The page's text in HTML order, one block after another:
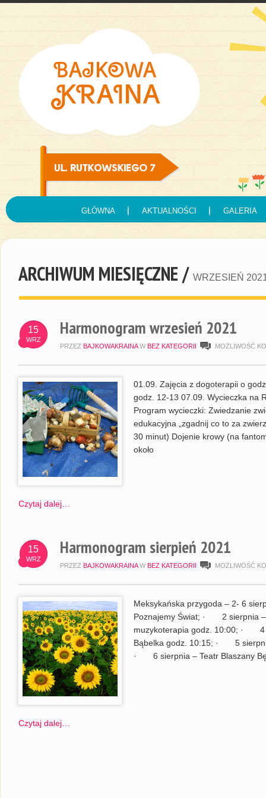
GŁÓWNA AKTUALNOŚCI GALERIA
ARCHIWUM MIESIĘCZNE / WRZESIEŃ
15
WRZ
Harmonogram wrzesień 2021
PRZEZ BAJKOWAKRAINA W BEZ KATEGORII MOŻLIWOŚĆ
01.09. Zajęcia z dogoterapii o
godz. 12-13 07.09. Wycieczka na
Program wycieczki: Zwiedzanie
edukacyjna „zgadnij co to za
30 minut) Dojenie krowy (na
około
Czytaj dalej…
15
WRZ
Harmonogram sierpień 2021
PRZEZ BAJKOWAKRAINA W BEZ KATEGORII MOŻLIWOŚĆ
Meksykańska przygoda – 2- 6
Poznajemy Świat; · 2 sierpnia
muzykoterapia godz. 10:00; · 4
Bąbelka godz. 10:15; · 5
· 6 sierpnia – Teatr Blaszany
Czytaj dalej…